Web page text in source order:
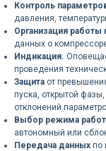
Контроль
давления,
Организация работы
данных о
Индикация.
проведения
Защита от
пуска, открытой
отклонений
Выбор режима
автономный или
Передача данных по